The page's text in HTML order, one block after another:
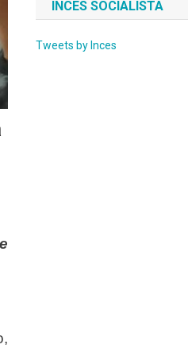
INCES SOCIALISTA
Tweets by Inces